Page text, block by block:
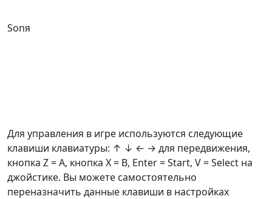
Sonя
Для управления в игре используются следующие
клавиши клавиатуры: ↑ ↓ ← → для передвижения,
кнопка Z =A, кнопка X = B, Enter = Start, V = Select на
джойстике. Вы можете самостоятельно
переназначить данные клавиши в настройках